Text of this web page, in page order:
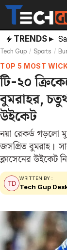
Skip
content
TRENDS ▸
Tech Gup Sports
TOP 5 MOST
টি-২০
বুমরাহর,
উইকেট
নয়া রেকর্ড গড়লো
জসপ্রিত বুমরাহ।
ক্লাসেনের উইকেট
তুলে নিয়েছেন।
কৃতিত্ব অর্জন
WRITTEN BY :
Tech Gup